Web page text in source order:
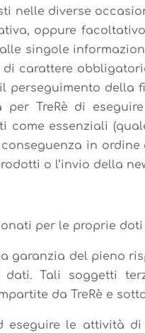
nelle diverse
oppure
singole
carattere
della
per TreRè di
essenziali
in
o l’invio della
per le proprie
garanzia del pieno
Tali soggetti
da TreRè e
le attività